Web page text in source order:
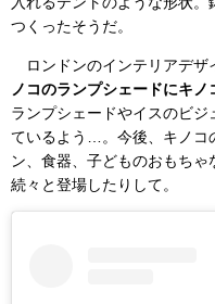
つくったそうだ。
ロンドンのインテリアデザ
ノコのランプシェードにキノ
ランプシェードやイスのビ
ているよう…。今後、キノコ
ン、食器、子どものおもち
続々と登場したりして。